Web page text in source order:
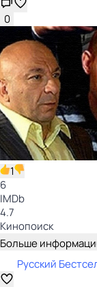
0
1
6
IMDb
4.7
Кинопоиск
Больше
Русский